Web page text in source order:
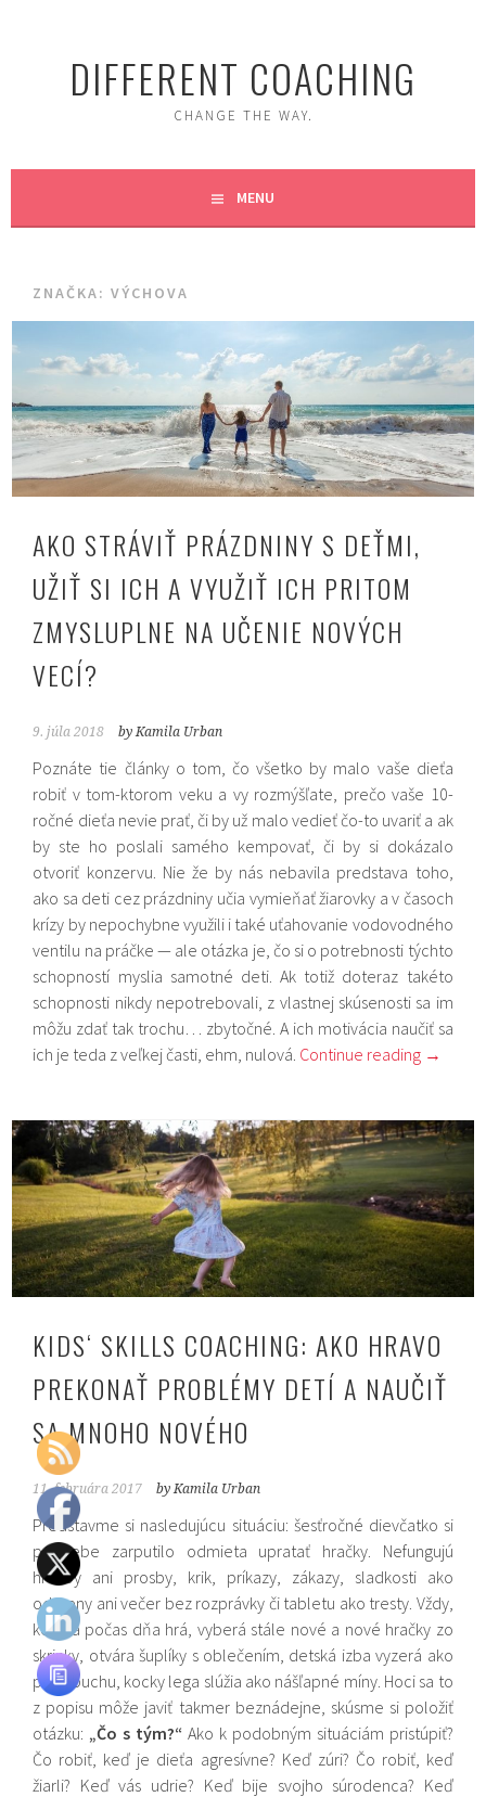
DIFFERENT COACHING
CHANGE THE WAY.
MENU
ZNAČKA:VÝCHOVA
AKO STRÁVIŤ PRÁZDNINY S DEŤMI,
UŽIŤ SI ICH A VYUŽIŤ ICH PRITOM
ZMYSLUPLNE NA UČENIE NOVÝCH
VECÍ?
9. júla 2018 by Kamila Urban
Poznáte tie články o tom, čo všetko by malo vaše dieťa
robiť v tom-ktorom veku a vy rozmýšľate, prečo vaše 10-
ročné dieťa nevie prať, či by už malo vedieť čo-to uvariť a ak
by ste ho poslali samého kempovať, či by si dokázalo
otvoriť konzervu. Nie že by nás nebavila predstava toho,
ako sa deti cez prázdniny učia vymieňať žiarovky a v časoch
krízy by nepochybne využili i také uťahovanie vodovodného
ventilu na práčke — ale otázka je, čo si o potrebnosti týchto
schopností myslia samotné deti. Ak totiž doteraz takéto
schopnosti nikdy nepotrebovali, z vlastnej skúsenosti sa im
môžu zdať tak trochu… zbytočné. A ich motivácia naučiť sa
ich je teda z veľkej časti, ehm, nulová. Continue reading →
KIDS‘ SKILLS COACHING: AKO HRAVO
PREKONAŤ PROBLÉMY DETÍ A NAUČIŤ
SA MNOHO NOVÉHO
11. februára 2017 by Kamila Urban
Predstavme si nasledujúcu situáciu: šesťročné dievčatko si
po sebe zarputilo odmieta upratať hračky. Nefungujú
hrozby ani prosby, krik, príkazy, zákazy, sladkosti ako
odmeny ani večer bez rozprávky či tabletu ako tresty. Vždy,
keď sa počas dňa hrá, vyberá stále nové a nové hračky zo
skrinky, otvára šuplíky s oblečením, detská izba vyzerá ako
po výbuchu, kocky lega slúžia ako nášľapné míny. Hoci sa to
z popisu môže javiť takmer beznádejne, skúsme si položiť
otázku: „Čo s tým?“ Ako k podobným situáciám pristúpiť?
Čo robiť, keď je dieťa agresívne? Keď zúri? Čo robiť, keď
žiarli? Keď vás udrie? Keď bije svojho súrodenca? Keď